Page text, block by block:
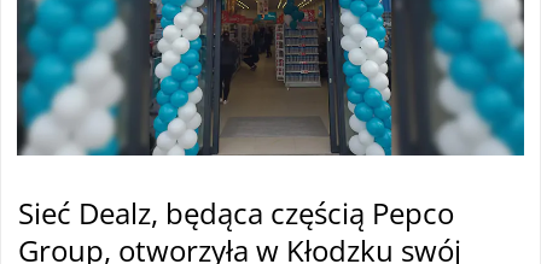
Sieć Dealz, będąca częścią Pepco
Group, otworzyła w Kłodzku swój